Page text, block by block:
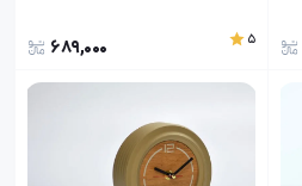
5
689,000